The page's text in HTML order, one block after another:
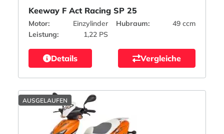
Keeway F Act Racing SP 25
Motor: Einzylinder Hubraum:
49 ccm
Leistung:
1,22 PS
Details Vergleiche
AUSGELAUFEN